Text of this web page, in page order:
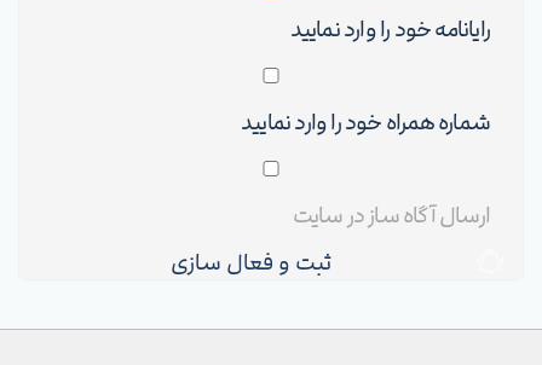
ثبت و فعال سازی